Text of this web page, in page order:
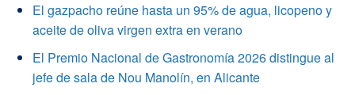
El gazpacho reúne hasta un 95% de agua, licopeno y
aceite de oliva virgen extra en verano
El Premio Nacional de Gastronomía 2026 distingue al
jefe de sala de Nou Manolín, en Alicante